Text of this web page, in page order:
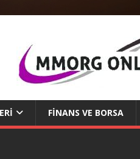
FINANS VE BORSA